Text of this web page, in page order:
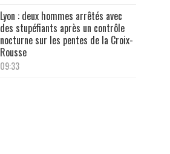
Lyon : deux hommes arrêtés avec
des stupéfiants après un contrôle
nocturne sur les pentes de la Croix-
Rousse
09:33